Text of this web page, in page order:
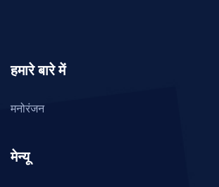
हमारे बारे में
मनोरंजन
मेन्यू